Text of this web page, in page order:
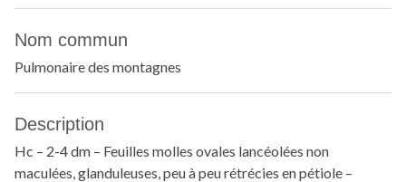
Nom commun
Pulmonaire des montagnes
Description
Hc – 2-4 dm – Feuilles molles ovales lancéolées non
maculées, glanduleuses, peu à peu rétrécies en pétiole –